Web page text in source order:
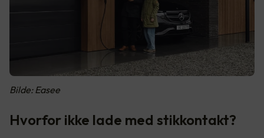
Bilde: Easee
Hvorfor ikke lade med stikkontakt?